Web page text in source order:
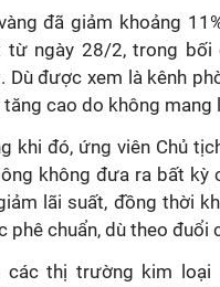
đã giảm khoảng
từ ngày 28/2, trong bối
Dù được xem là kênh
cao do không mang
khi đó, ứng viên Chủ
không đưa ra bất kỳ
lãi suất, đồng thời
phê chuẩn, dù theo đuổi
các thị trường kim loại